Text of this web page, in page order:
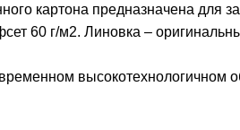
картона предназначена для
60 г/м2. Линовка –
высокотехнологичном